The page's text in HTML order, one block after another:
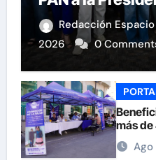
Redacción
2026
0
más
Feria
Armas
Ago